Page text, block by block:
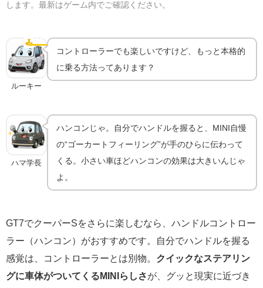
します。最新はゲーム内でご確認ください。
🕹️ ハンコン
ハンコンで乗るともっと気持ちいい｜機材ガイド
ルーキー
コントローラーでも楽しいですけど、もっと本格的
に乗る方法ってあります？
ハマ学長
ハンコンじゃ。自分でハンドルを握ると、MINI自慢
の“ゴーカートフィーリング”が手のひらに伝わって
くる。小さい車ほどハンコンの効果は大きいんじゃ
よ。
GT7でクーパーSをさらに楽しむなら、ハンドルコントロー
ラー（ハンコン）がおすすめです。自分でハンドルを握る
感覚は、コントローラーとは別物。 クイックなステアリン
グに車体がついてくるMINIらしさが、グッと現実に近づき